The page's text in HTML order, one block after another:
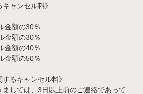
キャンセル料》
金額の30％
金額の30％
額の40％
額の50％
するキャンセル料》
ましては、3日以上前のご連絡であって